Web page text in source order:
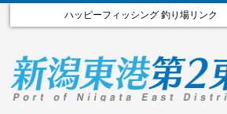
ハッピーフィッシング 釣り場リンク